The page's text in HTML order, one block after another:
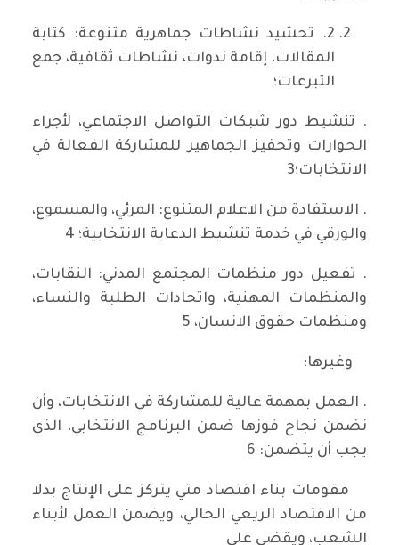
2. تحشيد نشاطات جماهرية متنوعة: كتابة
المقالات، إقامة ندوات، نشاطات ثقافية، جمع
التبرعات؛
. تنشيط دور شبكات التواصل الاجتماعي، لأجراء
الحوارات وتحفيز الجماهير للمشاركة الفعالة في
الانتخابات؛3
. الاستفادة من الاعلام المتنوع: المرئي، والمسموع،
والورقي في خدمة تنشيط الدعاية الانتخابية؛ 4
. تفعيل دور منظمات المجتمع المدني: النقابات،
والمنظمات المهنية، واتحادات الطلبة والنساء،
ومنظمات حقوق الانسان، 5
وغيرها؛
. العمل بمهمة عالية للمشاركة في الانتخابات، وأن
نضمن نجاح فوزها ضمن البرنامج الانتخابي، الذي
يجب أن يتضمن: 6
مقومات بناء اقتصاد متي يتركز على الإنتاج بدلا
من الاقتصاد الريعي الحالي، ويضمن العمل لأبناء
الشعب، ويقضي على